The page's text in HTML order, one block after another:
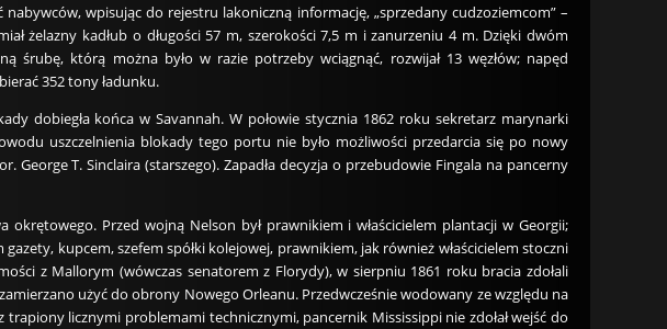
wpisując do rejestru lakoniczną informację, „sprzedany cudzoziemcom” –
żelazny kadłub o długości 57 m, szerokości 7,5 m i zanurzeniu 4 m. Dzięki dwóm
śrubę, którą można było w razie potrzeby wciągnąć, rozwijał 13 węzłów; napęd
352 tony ładunku.
dobiegła końca w Savannah. W połowie stycznia 1862 roku sekretarz marynarki
uszczelnienia blokady tego portu nie było możliwości przedarcia się po nowy
T. Sinclaira (starszego). Zapadła decyzja o przebudowie Fingala na pancerny
Przed wojną Nelson był prawnikiem i właścicielem plantacji w Georgii;
kupcem, szefem spółki kolejowej, prawnikiem, jak również właścicielem stoczni
z Mallorym (wówczas senatorem z Florydy), w sierpniu 1861 roku bracia zdołali
użyć do obrony Nowego Orleanu. Przedwcześnie wodowany ze względu na
licznymi problemami technicznymi, pancernik Mississippi nie zdołał wejść do